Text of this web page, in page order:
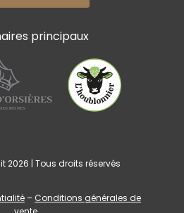
principaux
2026 | Tous droits réservés
– Conditions générales de